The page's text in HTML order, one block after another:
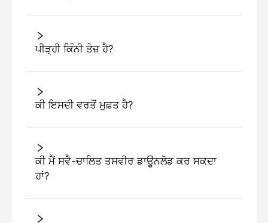
ਪੀੜ੍ਹੀ ਕਿੰਨੀ ਤੇਜ਼ ਹੈ?
ਕੀ ਇਸਦੀ ਵਰਤੋਂ ਮੁਫ਼ਤ ਹੈ?
ਕੀ ਮੈਂ ਸਵੈ-ਚਾਲਿਤ ਤਸਵੀਰ ਡਾਊਨਲੋਡ ਕਰ ਸਕਦਾ
ਹਾਂ?